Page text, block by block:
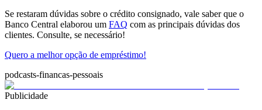
Se restaram dúvidas sobre o crédito consignado, vale saber que o
Banco Central elaborou um FAQ com as principais dúvidas dos
clientes. Consulte, se necessário!
Quero a melhor opção de empréstimo!
podcasts-financas-pessoais
Publicidade